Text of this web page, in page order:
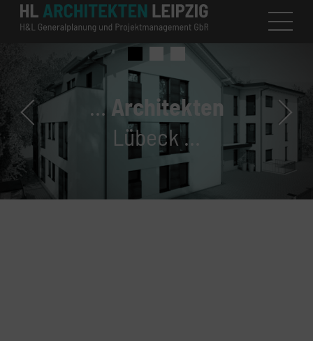
… Architekten
Lübeck …